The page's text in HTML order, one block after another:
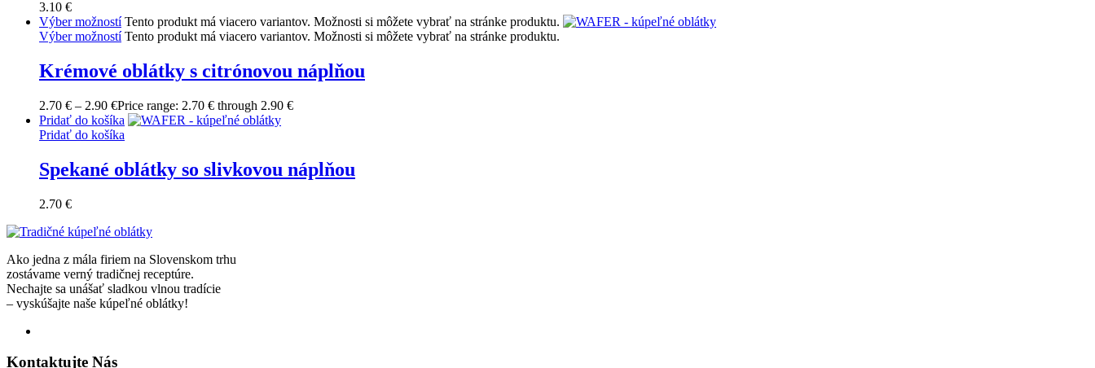
3.10 €
Výber možnostíTento produkt má viacero variantov. Možnosti si môžete vybrať na stránke produktu.
Výber možnostíTento produkt má viacero variantov. Možnosti si môžete vybrať na stránke produktu.
Krémové oblátky s citrónovou náplňou
2.70 € – 2.90 €Price range: 2.70 € through 2.90 €
Pridať do košíka
Pridať do košíka
Spekané oblátky so slivkovou náplňou
2.70 €
Ako jedna z mála firiem na Slovenskom trhu
zostávame verný tradičnej receptúre.
Nechajte sa unášať sladkou vlnou tradície
– vyskúšajte naše kúpeľné oblátky!
Kontaktujte Nás